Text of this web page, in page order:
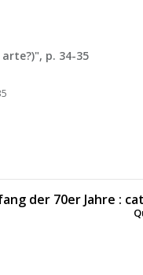
p. 34-35
der 70er Jahre :